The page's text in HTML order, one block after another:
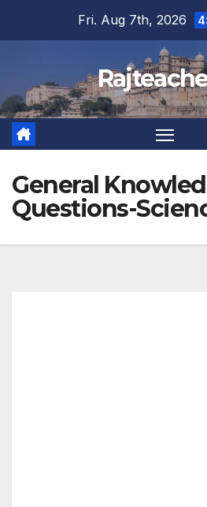
Fri. Aug 7th, 2026
General
Questions-